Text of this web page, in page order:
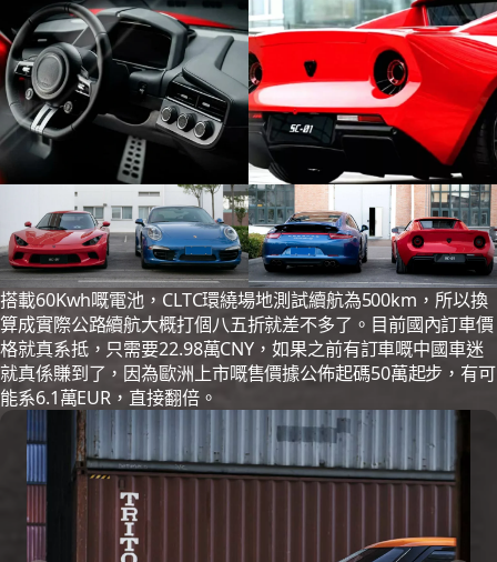
搭載60Kwh嘅電池，CLTC環繞場地測試續航為500km，所以換
算成實際公路續航大概打個八五折就差不多了。目前國內訂車價
格就真系抵，只需要22.98萬CNY，如果之前有訂車嘅中國車迷
就真係賺到了，因為歐洲上市嘅售價據公佈起碼50萬起步，有可
能系6.1萬EUR，直接翻倍。